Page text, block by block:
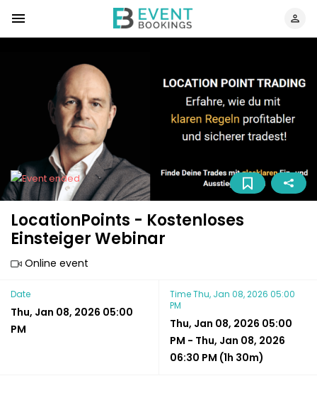
LocationPoints - Kostenloses
Einsteiger Webinar
Online event
Date
Thu, Jan 08, 2026 05:00
PM
TimeThu, Jan 08, 2026 05:00
PM
Thu, Jan 08, 2026 05:00
PM - Thu, Jan 08, 2026
06:30 PM (1h 30m)